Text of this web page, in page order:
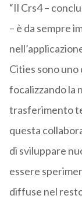
“Il Crs4 –
– è da sempre
Cities sono
focalizzando la
trasferimento
questa
di sviluppare
essere
diffuse nel